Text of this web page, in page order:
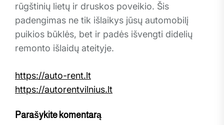
rūgštinių lietų ir druskos poveikio. Šis
padengimas ne tik išlaikys jūsų automobilį
puikios būklės, bet ir padės išvengti didelių
remonto išlaidų ateityje.
https://auto-rent.lt
https://autorentvilnius.lt
Parašykite komentarą